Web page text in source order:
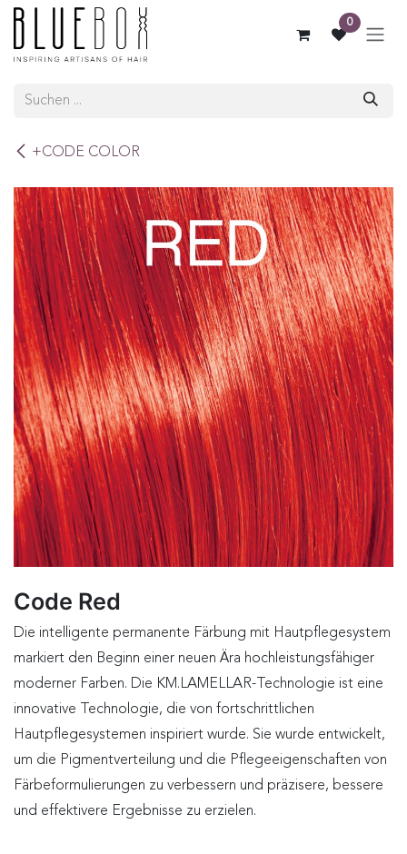
ZUM INHALT SPRINGEN
0
+CODE COLOR
Code Red
Die intelligente permanente Färbung mit Hautpflegesystem
markiert den Beginn einer neuen Ära hochleistungsfähiger
moderner Farben. Die KM.LAMELLAR-Technologie ist eine
innovative Technologie, die von fortschrittlichen
Hautpflegesystemen inspiriert wurde. Sie wurde entwickelt,
um die Pigmentverteilung und die Pflegeeigenschaften von
Färbeformulierungen zu verbessern und präzisere, bessere
und effektivere Ergebnisse zu erzielen.